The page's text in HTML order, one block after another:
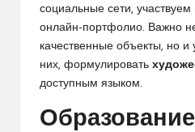
социальные сети, участвуем
онлайн-портфолио. Важно
качественные объекты, но и
них, формулировать
доступным языком.